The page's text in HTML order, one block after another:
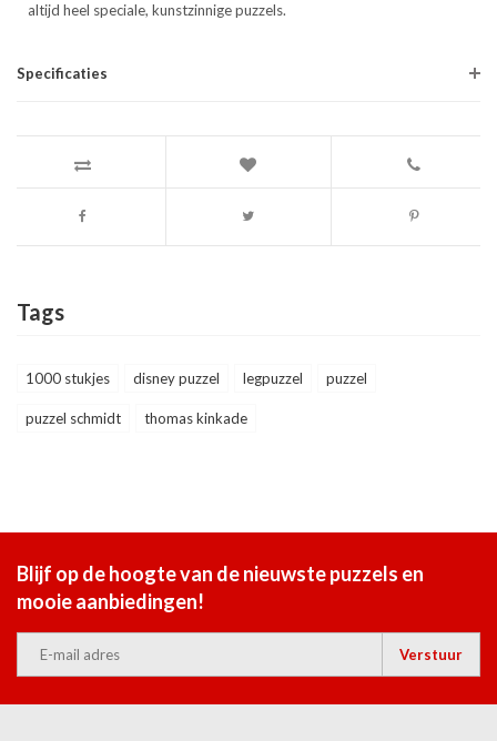
altijd heel speciale, kunstzinnige puzzels.
Specificaties
Tags
1000 stukjes disney puzzel legpuzzel puzzel
puzzel schmidt thomas kinkade
Blijf op de hoogte van de nieuwste puzzels en
mooie aanbiedingen!
Verstuur